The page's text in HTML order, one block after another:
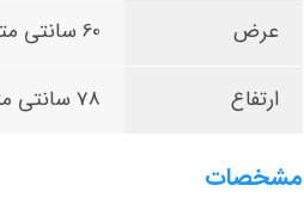
عرض 60 سانتی متر
ارتفاع 78 سانتی متر
مشخصات